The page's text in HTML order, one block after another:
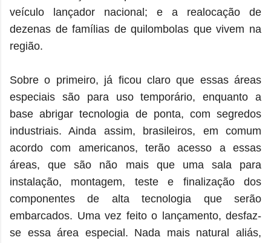
veículo lançador nacional; e a realocação de
dezenas de famílias de quilombolas que vivem na
região.
Sobre o primeiro, já ficou claro que essas áreas
especiais são para uso temporário, enquanto a
base abrigar tecnologia de ponta, com segredos
industriais. Ainda assim, brasileiros, em comum
acordo com americanos, terão acesso a essas
áreas, que são não mais que uma sala para
instalação, montagem, teste e finalização dos
componentes de alta tecnologia que serão
embarcados. Uma vez feito o lançamento, desfaz-
se essa área especial. Nada mais natural aliás,